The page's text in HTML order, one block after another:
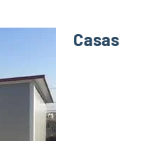
Casas